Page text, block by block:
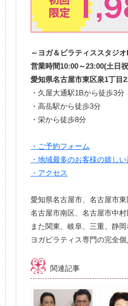
～ヨガ＆ピラティススタジ
営業時間10:00～23:00(土日
愛知県名古屋市東区泉1丁目
・久屋大通駅1Bから徒歩3分
・高岳駅から徒歩3分
・栄から徒歩8分
・ご予約フォーム
・地域最多のお客様の嬉し
・アクセス
愛知県名古屋市、名古屋市
名古屋市南区、名古屋市中
また関東、岐阜、三重、静
ヨガピラティス専門の完全個
関連記事